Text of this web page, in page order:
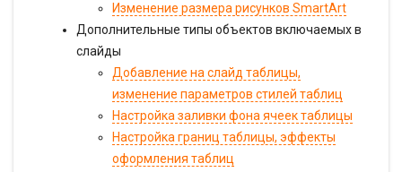
Изменение размера рисунков SmartArt
Дополнительные типы объектов включаемых в
слайды
Добавление на слайд таблицы,
изменение параметров стилей таблиц
Настройка заливки фона ячеек таблицы
Настройка границ таблицы, эффекты
оформления таблиц